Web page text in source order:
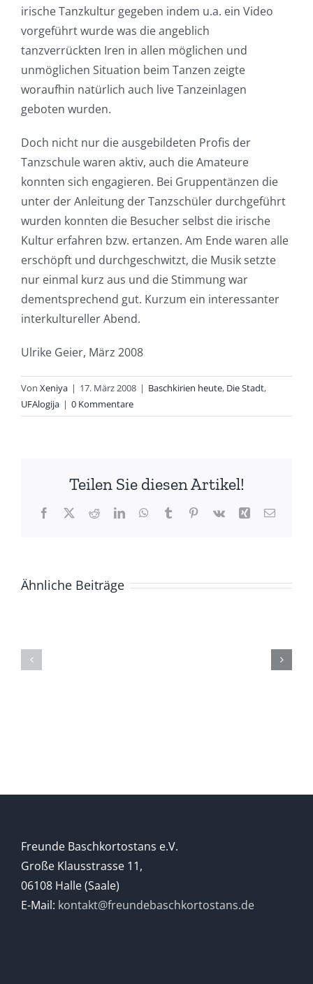
irische Tanzkultur gegeben indem u.a. ein Video
vorgeführt wurde was die angeblich
tanzverrückten Iren in allen möglichen und
unmöglichen Situation beim Tanzen zeigte
woraufhin natürlich auch live Tanzeinlagen
geboten wurden.
Doch nicht nur die ausgebildeten Profis der
Tanzschule waren aktiv, auch die Amateure
konnten sich engagieren. Bei Gruppentänzen die
unter der Anleitung der Tanzschüler durchgeführt
wurden konnten die Besucher selbst die irische
Kultur erfahren bzw. ertanzen. Am Ende waren alle
erschöpft und durchgeschwitzt, die Musik setzte
nur einmal kurz aus und die Stimmung war
dementsprechend gut. Kurzum ein interessanter
interkultureller Abend.
Ulrike Geier, März 2008
Von Xeniya | 17. März 2008 | Baschkirien heute, Die Stadt,
UFAlogija | 0 Kommentare
Teilen Sie diesen Artikel!
Facebook
X RedditLinkedInWhatsApp
TumblrPinterest
Vk Xing E-
Ähnliche Beiträge
Freunde Baschkortostans e.V.
Große Klausstrasse 11,
06108 Halle (Saale)
E-Mail: kontakt@freundebaschkortostans.de